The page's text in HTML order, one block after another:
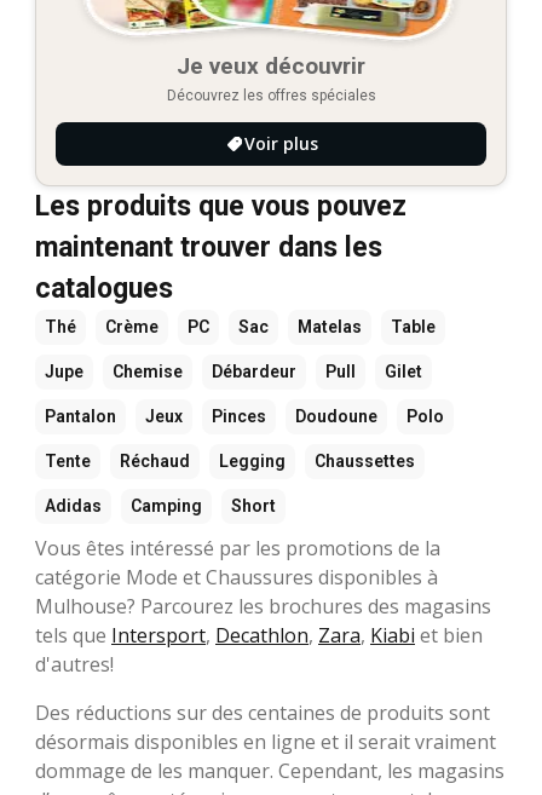
Je veux découvrir
Découvrez les offres spéciales
Voir plus
Les produits que vous pouvez
maintenant trouver dans les
catalogues
Thé Crème PC Sac Matelas Table
Jupe Chemise Débardeur Pull Gilet
Pantalon Jeux Pinces Doudoune Polo
Tente Réchaud Legging Chaussettes
Adidas Camping Short
Vous êtes intéressé par les promotions de la
catégorie Mode et Chaussures disponibles à
Mulhouse? Parcourez les brochures des magasins
tels que Intersport, Decathlon, Zara, Kiabi et bien
d'autres!
Des réductions sur des centaines de produits sont
désormais disponibles en ligne et il serait vraiment
dommage de les manquer. Cependant, les magasins